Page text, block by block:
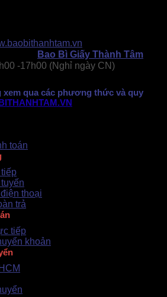
Bao Bì Giấy Thành Tâm
-17h00 (Nghỉ ngày CN)
xem qua các phương thức và quy
toán
thoại
trả
tiếp
khoản